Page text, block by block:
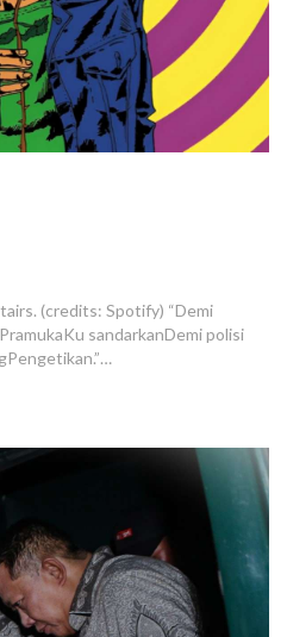
(credits: Spotify) “Demi
sandarkanDemi polisi